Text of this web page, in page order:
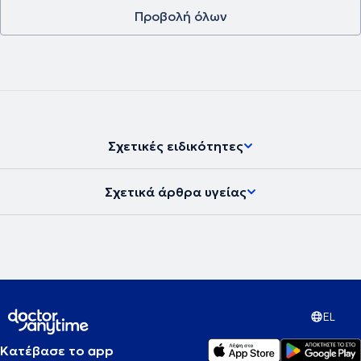
Προβολή όλων
Σχετικές ειδικότητες
Σχετικά άρθρα υγείας
EL
Κατέβασε το app